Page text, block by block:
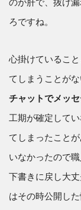
のが肝で、抜け
ろですね。
心掛けているこ
てしまうことがな
チャットでメッ
工期が確定して
てしまったこと
いなかったので
下書きに戻し大
はその時公開し